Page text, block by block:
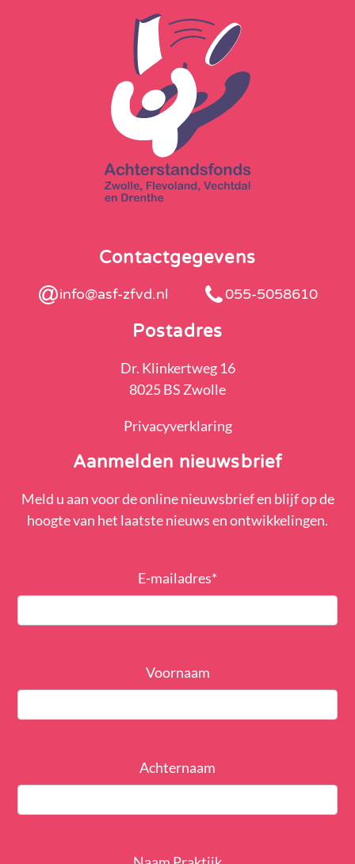
Contactgegevens
info@asf-zfvd.nl 055-5058610
Postadres
Dr. Klinkertweg 16
8025 BS Zwolle
Privacyverklaring
Aanmelden nieuwsbrief
Meld u aan voor de online nieuwsbrief en blijf op de
hoogte van het laatste nieuws en ontwikkelingen.
E-mailadres*
Voornaam
Achternaam